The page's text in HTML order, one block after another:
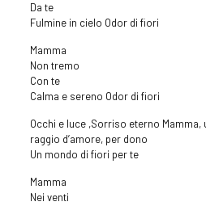
Da te
Fulmine in cielo Odor di fiori
Mamma
Non tremo
Con te
Calma e sereno Odor di fiori
Occhi e luce ,Sorriso eterno
raggio d’amore, per dono
Un mondo di fiori per te
Mamma
Nei venti